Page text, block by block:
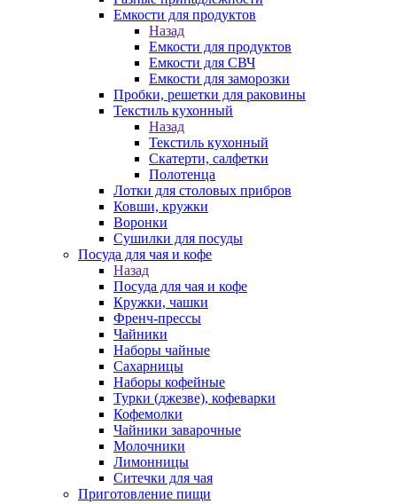
Емкости для продуктов
Назад
Емкости для продуктов
Емкости для СВЧ
Емкости для заморозки
Пробки, решетки для раковины
Текстиль кухонный
Назад
Текстиль кухонный
Скатерти, салфетки
Полотенца
Лотки для столовых прибров
Ковши, кружки
Воронки
Сушилки для посуды
Посуда для чая и кофе
Назад
Посуда для чая и кофе
Кружки, чашки
Френч-прессы
Чайники
Наборы чайные
Сахарницы
Наборы кофейные
Турки (джезве), кофеварки
Кофемолки
Чайники заварочные
Молочники
Лимонницы
Ситечки для чая
Приготовление пищи